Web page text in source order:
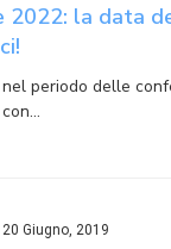
2022: la data
periodo delle
Giugno, 2019